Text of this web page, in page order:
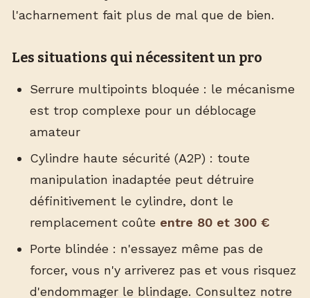
l'acharnement fait plus de mal que de bien.
Les situations qui nécessitent un pro
Serrure multipoints bloquée : le mécanisme
est trop complexe pour un déblocage
amateur
Cylindre haute sécurité (A2P) : toute
manipulation inadaptée peut détruire
définitivement le cylindre, dont le
remplacement coûte entre 80 et 300 €
Porte blindée : n'essayez même pas de
forcer, vous n'y arriverez pas et vous risquez
d'endommager le blindage. Consultez notre